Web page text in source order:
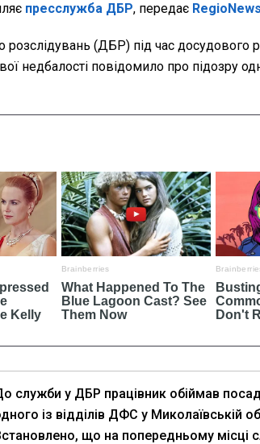
пресслужба ДБР, передає RegioNews
(ДБР) під час досудового
недбалості повідомило про підозру
служби у ДБР працівник обіймав
із відділів ДФС у Миколаївській
що на попередньому місці